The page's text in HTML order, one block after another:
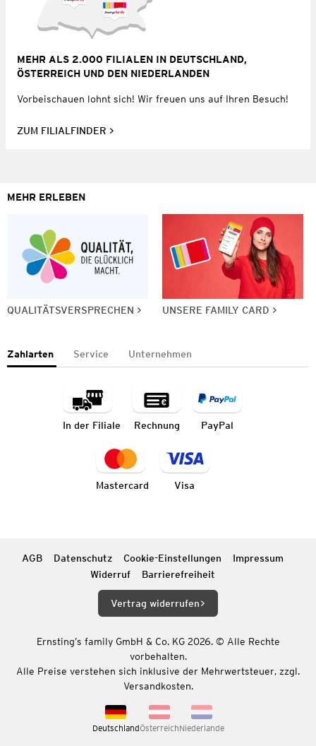
MEHR ALS 2.000 FILIALEN IN DEUTSCHLAND,
ÖSTERREICH UND DEN NIEDERLANDEN
Vorbeischauen lohnt sich! Wir freuen uns auf Ihren Besuch!
ZUM FILIALFINDER
MEHR ERLEBEN
QUALITÄTSVERSPRECHEN UNSERE FAMILY CARD
Zahlarten Service Unternehmen
In der Filiale Rechnung PayPal
Mastercard Visa
AGB Datenschutz Cookie-Einstellungen
Impressum
Widerruf
Barrierefreiheit
Vertrag widerrufen
Ernsting’s family GmbH & Co. KG 2026. © Alle Rechte
vorbehalten.
Alle Preise verstehen sich inklusive der Mehrwertsteuer, zzgl.
Versandkosten.
DeutschlandÖsterreichNiederlande